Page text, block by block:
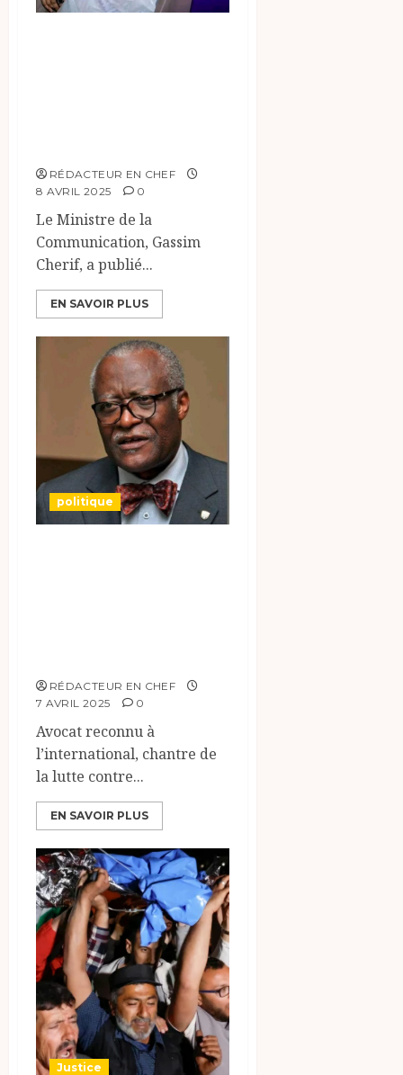
RÉDACTEUR EN CHEF
8 AVRIL 2025
0
Le Ministre de la
Communication, Gassim
Cherif, a publié...
EN SAVOIR PLUS
politique
RÉDACTEUR EN CHEF
7 AVRIL 2025
0
Avocat reconnu à
l’international, chantre de
la lutte contre...
EN SAVOIR PLUS
Justice